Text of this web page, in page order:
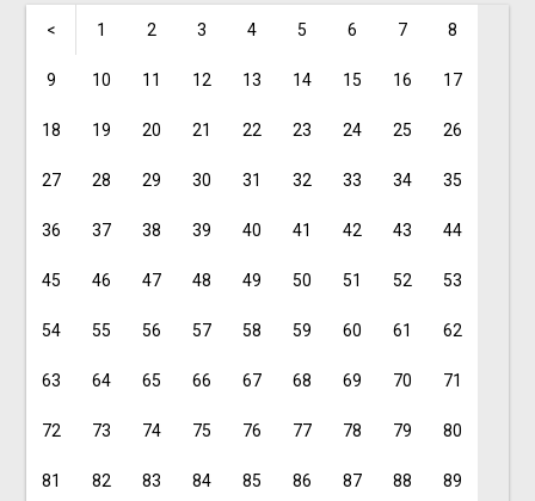
< 1 2 3 4 5 6 7 8
9 10 11 12 13 14 15 16 17
18 19 20 21 22 23 24 25 26
27 28 29 30 31 32 33 34 35
36 37 38 39 40 41 42 43 44
45 46 47 48 49 50 51 52 53
54 55 56 57 58 59 60 61 62
63 64 65 66 67 68 69 70 71
72 73 74 75 76 77 78 79 80
81 82 83 84 85 86 87 88 89